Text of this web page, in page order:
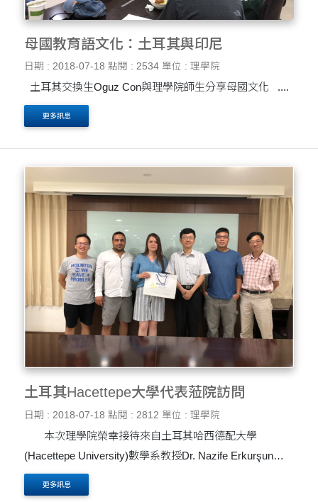
母國教育語文化：土耳其與印尼
日期 : 2018-07-18 點閱 : 2534 單位 : 理學院
土耳其交換生Oguz Con與理學院師生分享母國文化 ....
更多訊息
土耳其Hacettepe大學代表蒞院訪問
日期 : 2018-07-18 點閱 : 2812 單位 : 理學院
本次理學院榮幸接待來自土耳其哈西德配大學
(Hacettepe University)數學系教授Dr. Nazife Erkurşun
Özcan特於7月2日至4日(星期一~三)參訪本校及進行多場
學術交流。首先於7月3日Dr. Nazife在理學院提供關於
更多訊息